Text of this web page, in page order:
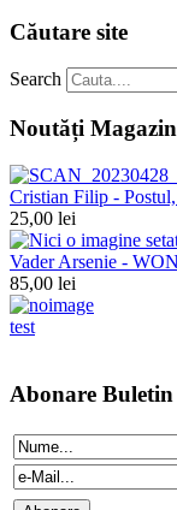
Căutare site
Search
Noutăți Magazin
Cristian Filip - Postul,
25,00 lei
Vader Arsenie -
85,00 lei
test
Abonare